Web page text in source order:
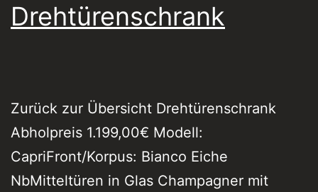
Drehtürenschrank
Zurück zur Übersicht Drehtürenschrank
Abholpreis 1.199,00€ Modell:
CapriFront/Korpus: Bianco Eiche
NbMitteltüren in Glas Champagner mit